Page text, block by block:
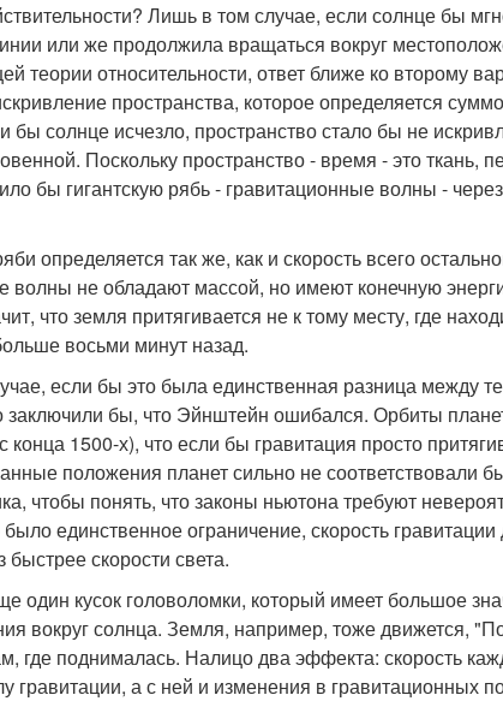
Лишь в том случае, если солнце бы
или же продолжила вращаться вокруг
теории относительности, ответ ближе ко второму
пространства, которое определяется
бы солнце исчезло, пространство стало бы не
Поскольку пространство - время - это ткань,
бы гигантскую рябь - гравитационные волны -
определяется так же, как и скорость всего
волны не обладают массой, но имеют конечную
что земля притягивается не к тому месту, где
восьми минут назад.
если бы это была единственная разница между
бы, что Эйнштейн ошибался. Орбиты
конца 1500-х), что если бы гравитация просто
положения планет сильно не
чтобы понять, что законы ньютона требуют
было единственное ограничение, скорость
скорости света.
один кусок головоломки, который имеет большое
вокруг солнца. Земля, например, тоже движется,
где поднималась. Налицо два эффекта: скорость
гравитации, а с ней и изменения в гравитационных